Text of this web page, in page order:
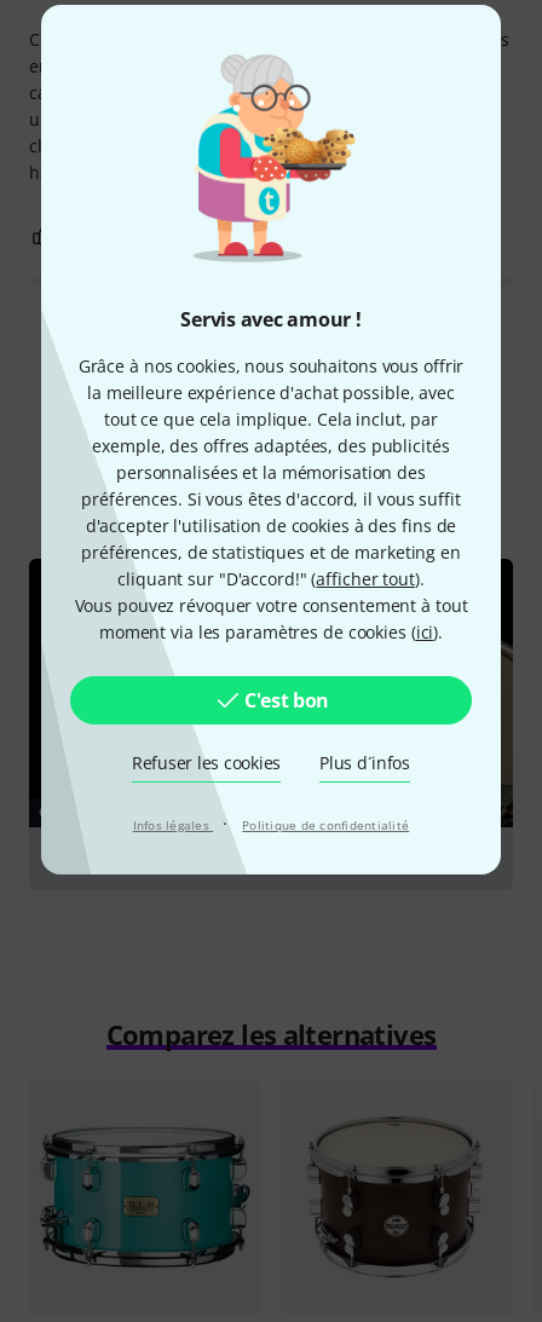
Servis avec amour !
Grâce à nos cookies, nous souhaitons vous offrir
la meilleure expérience d'achat possible, avec
tout ce que cela implique. Cela inclut, par
exemple, des offres adaptées, des publicités
personnalisées et la mémorisation des
préférences. Si vous êtes d'accord, il vous suffit
d'accepter l'utilisation de cookies à des fins de
préférences, de statistiques et de marketing en
cliquant sur "D'accord!" (afficher tout).
Vous pouvez révoquer votre consentement à tout
moment via les paramètres de cookies (ici).
C'est bon
Refuser les cookies Plus d´infos
Infos légales · Politique de confidentialité
C'est la meilleure caisse claire de 12 pouces que j'aie jamais
entendue en 30 ans de batterie. Et surtout, associée à la
caisse claire Big Fat Steve's Donut de 12 pouces, on obtient
un son vraiment agréable, proche de celui d'une caisse
claire. Malheureusement, la finition chromée n'est pas à la
hauteur des standards Tama.
SIGNALER L'ÉVALUATION
Lire toutes les évaluations
Le saviez-vous?
Tout Guides
GUIDES
Comparez les alternatives